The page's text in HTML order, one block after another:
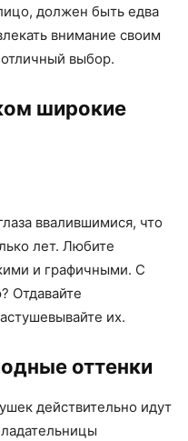
должен быть едва
внимание своим
выбор.
широкие
ввалившимися, что
лет. Любите
и графичными. С
Отдавайте
их.
оттенки
действительно идут